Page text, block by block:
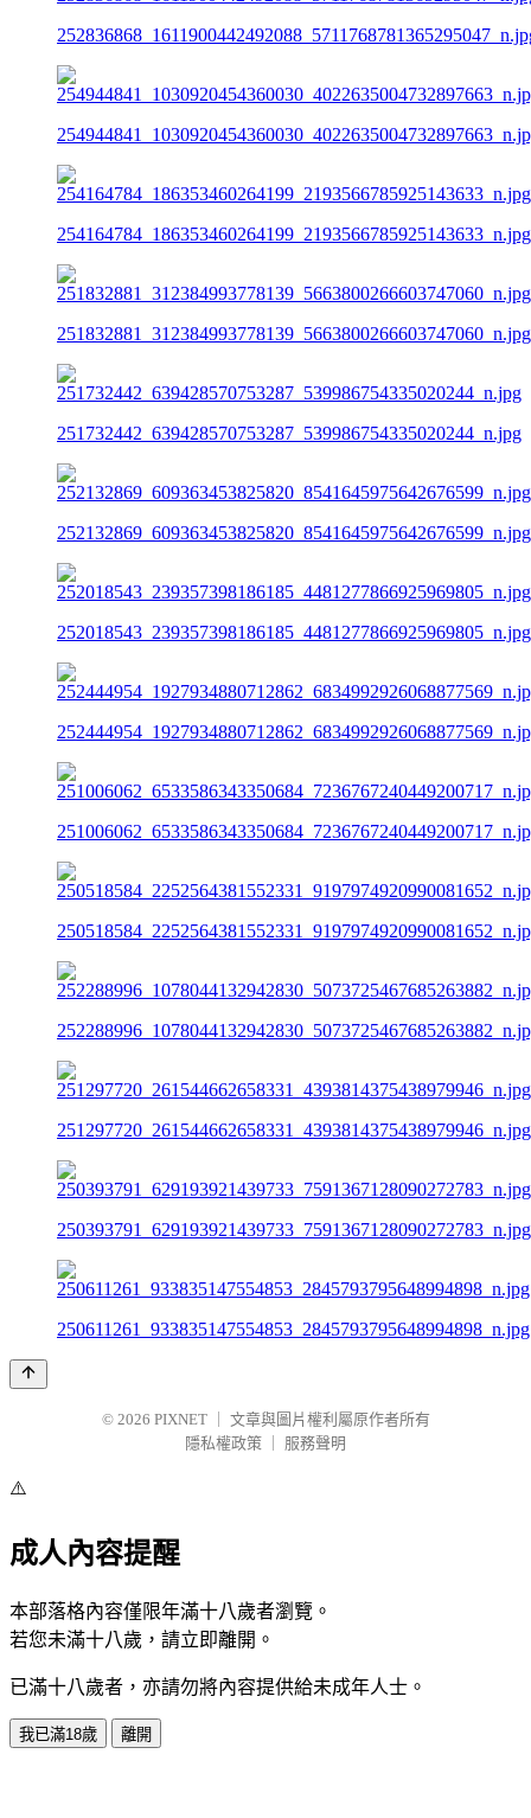
254164784_186353460264199_2193566785925143633_n.jpg
251832881_312384993778139_5663800266603747060_n.jpg
251732442_639428570753287_539986754335020244_n.jpg
252132869_609363453825820_8541645975642676599_n.jpg
252018543_239357398186185_4481277866925969805_n.jpg
251297720_261544662658331_4393814375438979946_n.jpg
250393791_629193921439733_7591367128090272783_n.jpg
250611261_933835147554853_2845793795648994898_n.jpg
© 2026 PIXNET
文章與圖片權利屬原作者所有
隱私權政策
服務聲明
⚠️
成人內容提醒
本部落格內容僅限年滿十八歲者瀏覽。
若您未滿十八歲，請立即離開。
已滿十八歲者，亦請勿將內容提供給未成年人士。
我已滿18歲 離開